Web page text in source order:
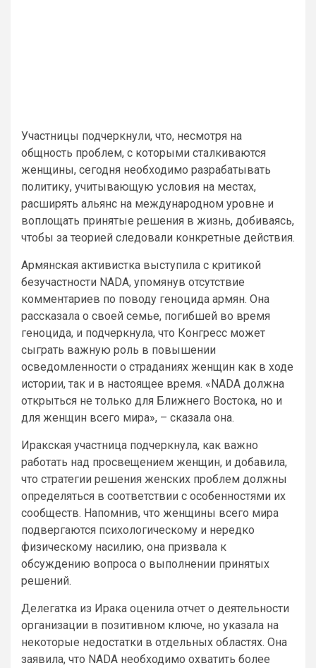
Участницы подчеркнули, что, несмотря на
общность проблем, с которыми сталкиваются
женщины, сегодня необходимо разрабатывать
политику, учитывающую условия на местах,
расширять альянс на международном уровне и
воплощать принятые решения в жизнь, добиваясь,
чтобы за теорией следовали конкретные действия.
Армянская активистка выступила с критикой
безучастности NADA, упомянув отсутствие
комментариев по поводу геноцида армян. Она
рассказала о своей семье, погибшей во время
геноцида, и подчеркнула, что Конгресс может
сыграть важную роль в повышении
осведомленности о страданиях женщин как в ходе
истории, так и в настоящее время. «NADA должна
открыться не только для Ближнего Востока, но и
для женщин всего мира», – сказала она.
Иракская участница подчеркнула, как важно
работать над просвещением женщин, и добавила,
что стратегии решения женских проблем должны
определяться в соответствии с особенностями их
сообществ. Напомнив, что женщины всего мира
подвергаются психологическому и нередко
физическому насилию, она призвала к
обсуждению вопроса о выполнении принятых
решений.
Делегатка из Ирака оценила отчет о деятельности
организации в позитивном ключе, но указала на
некоторые недостатки в отдельных областях. Она
заявила, что NADA необходимо охватить более